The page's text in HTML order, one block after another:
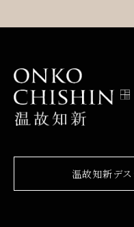
温故知新デ